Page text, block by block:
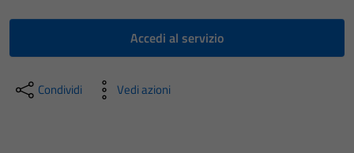
Accedi al servizio
Condividi Vedi azioni